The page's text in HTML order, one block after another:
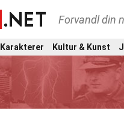
Forvandl din
Karakterer Kultur & Kunst